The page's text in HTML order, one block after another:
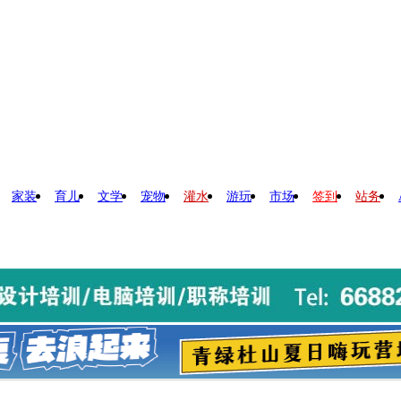
家装 育儿 文学 宠物 灌水 游玩 市场 签到 站务